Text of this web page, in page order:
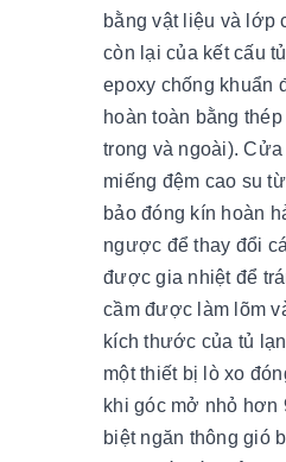
bằng vật liệu và lớp
còn lại của kết cấu
epoxy chống khuẩn
hoàn toàn bằng
trong và ngoài).
miếng đệm cao su
bảo đóng kín hoàn
ngược để thay đổi
được gia nhiệt để
cầm được làm lõm
kích thước của tủ
một thiết bị lò xo
khi góc mở nhỏ hơn
biệt ngăn thông gió